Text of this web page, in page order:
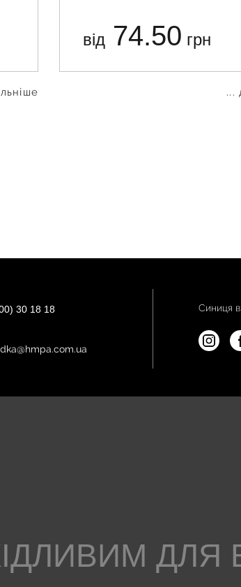
від 74.50 грн
...
30 18 18 Синиця в:
ДЛЯ